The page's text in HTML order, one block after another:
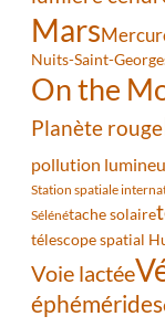
Mars
Nuits-Saint-
On the
Planète rouge
pollution
Station spatiale
Sélénétache solaire
télescope spatial
Voie lactée
éphémérides